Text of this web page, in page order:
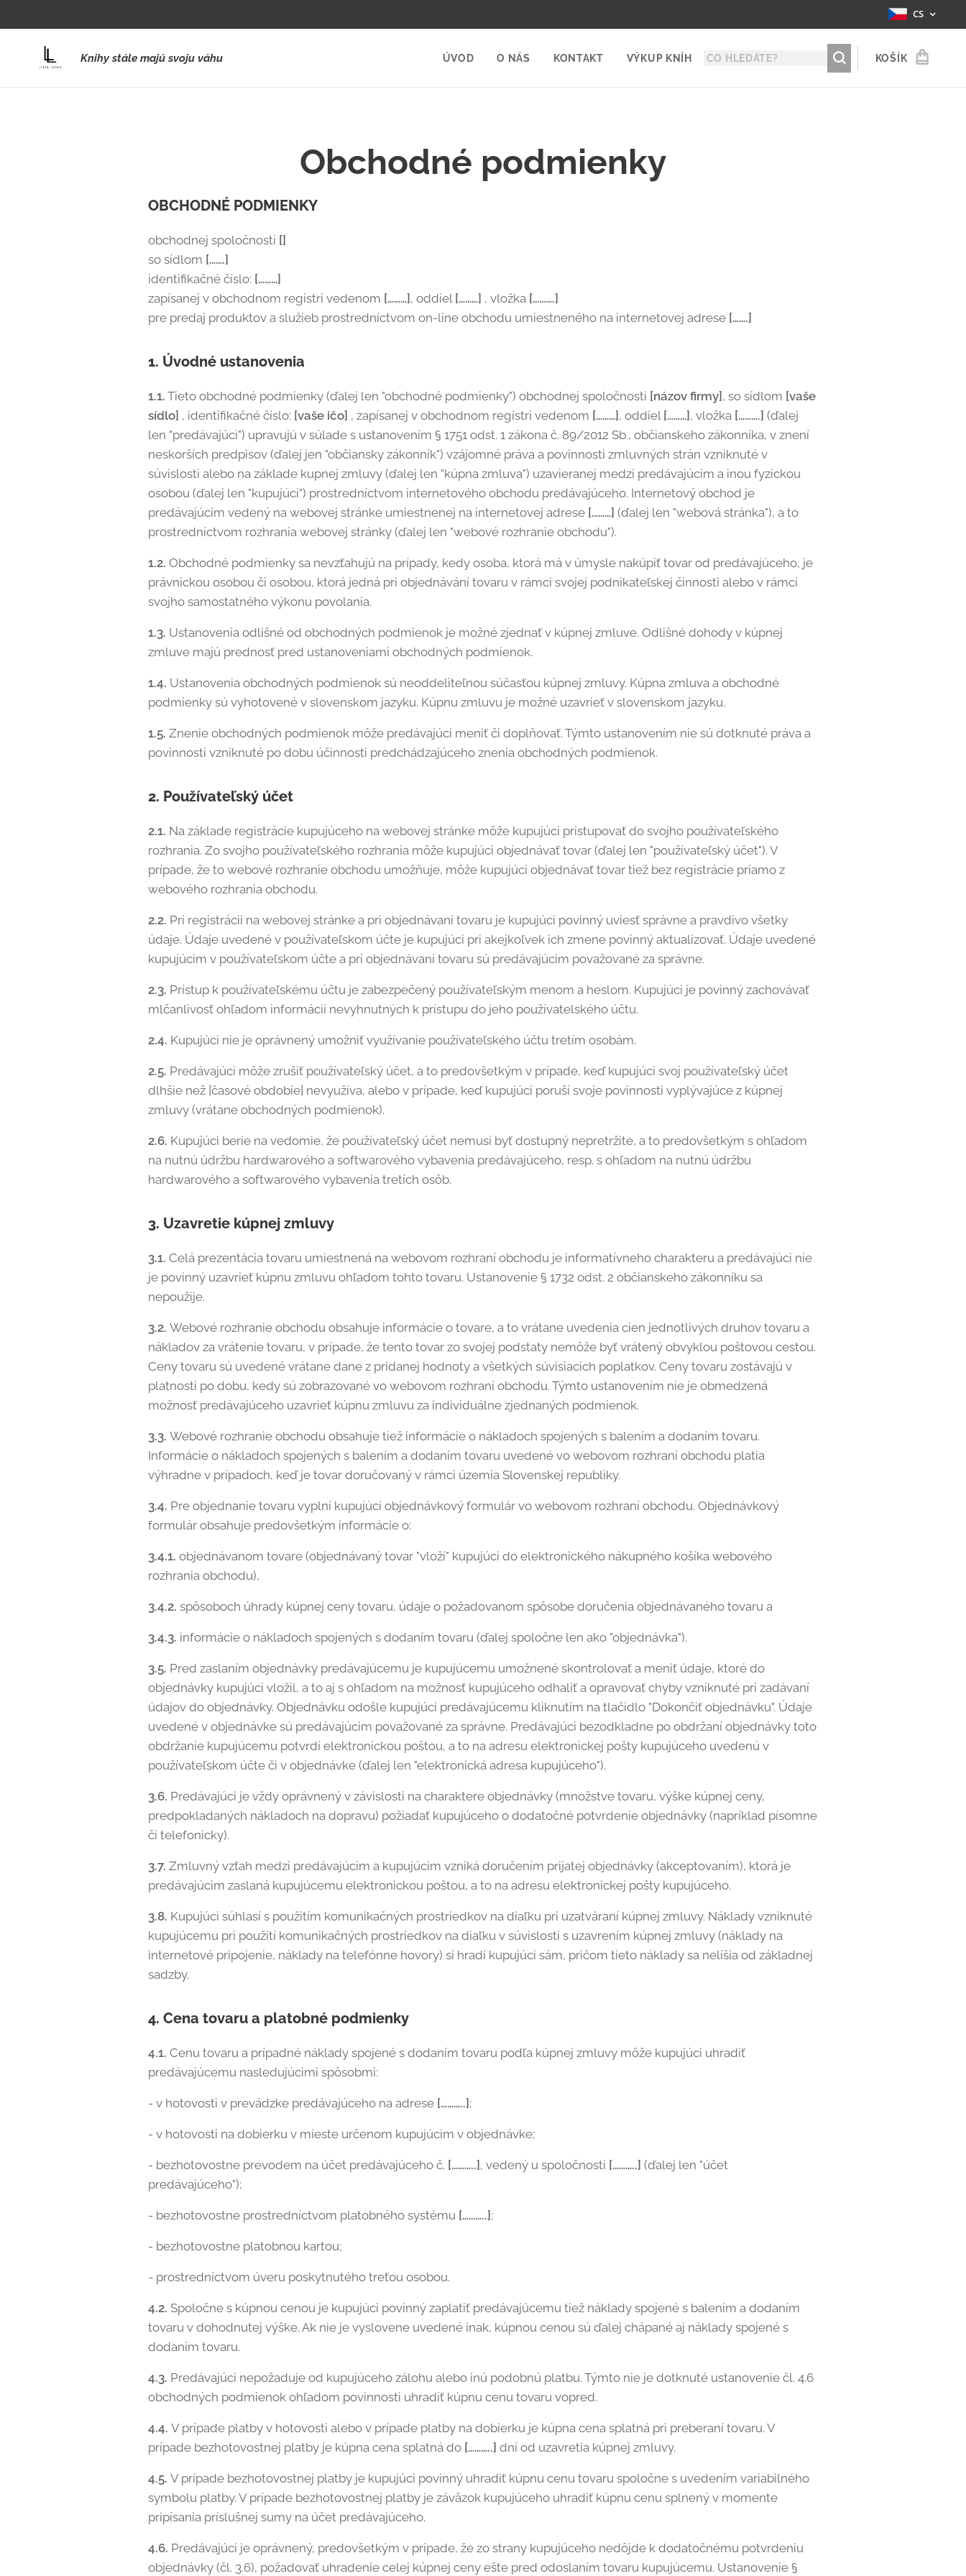
CS
Knihy stále majú svoju váhu ÚVOD O NÁS KONTAKT VÝKUP KNÍH KOŠÍK
Obchodné podmienky
OBCHODNÉ PODMIENKY
obchodnej spoločnosti []
so sídlom […….]
identifikačné číslo: [………]
zapísanej v obchodnom registri vedenom [………] , oddiel [………] , vložka [……….]
pre predaj produktov a služieb prostredníctvom on-line obchodu umiestneného na internetovej adrese […….]
1. Úvodné ustanovenia
1.1. Tieto obchodné podmienky (ďalej len "obchodné podmienky") obchodnej spoločnosti [názov firmy] , so sídlom [vaše
sídlo] , identifikačné číslo: [vaše ičo] , zapísanej v obchodnom registri vedenom [………] , oddiel [………] , vložka [……….] (ďalej
len "predávajúci") upravujú v súlade s ustanovením § 1751 odst. 1 zákona č. 89/2012 Sb., občianskeho zákonníka, v znení
neskorších predpisov (ďalej jen "občiansky zákonník") vzájomné práva a povinnosti zmluvných strán vzniknuté v
súvislosti alebo na základe kupnej zmluvy (ďalej len "kúpna zmluva") uzavieranej medzi predávajúcim a inou fyzickou
osobou (ďalej len "kupujúci") prostredníctvom internetového obchodu predávajúceho. Internetový obchod je
predávajúcim vedený na webovej stránke umiestnenej na internetovej adrese [………] (ďalej len "webová stránka"), a to
prostredníctvom rozhrania webovej stránky (ďalej len "webové rozhranie obchodu").
1.2. Obchodné podmienky sa nevzťahujú na prípady, kedy osoba, ktorá má v úmysle nakúpiť tovar od predávajúceho, je
právnickou osobou či osobou, ktorá jedná pri objednávání tovaru v rámci svojej podnikateľskej činnosti alebo v rámci
svojho samostatného výkonu povolania.
1.3. Ustanovenia odlišné od obchodných podmienok je možné zjednať v kúpnej zmluve. Odlišné dohody v kúpnej
zmluve majú prednosť pred ustanoveniami obchodných podmienok.
1.4. Ustanovenia obchodných podmienok sú neoddeliteľnou súčasťou kúpnej zmluvy. Kúpna zmluva a obchodné
podmienky sú vyhotovené v slovenskom jazyku. Kúpnu zmluvu je možné uzavrieť v slovenskom jazyku.
1.5. Znenie obchodných podmienok môže predávajúci meniť či doplňovať. Týmto ustanovením nie sú dotknuté práva a
povinnosti vzniknuté po dobu účinnosti predchádzajúceho znenia obchodných podmienok.
2. Používateľský účet
2.1. Na základe registrácie kupujúceho na webovej stránke môže kupujúci pristupovať do svojho používateľského
rozhrania. Zo svojho používateľského rozhrania môže kupujúci objednávať tovar (ďalej len "používateľský účet"). V
prípade, že to webové rozhranie obchodu umožňuje, môže kupujúci objednávať tovar tiež bez registrácie priamo z
webového rozhrania obchodu.
2.2. Pri registrácii na webovej stránke a pri objednávaní tovaru je kupujúci povinný uviesť správne a pravdivo všetky
údaje. Údaje uvedené v používateľskom účte je kupujúci pri akejkoľvek ich zmene povinný aktualizovať. Údaje uvedené
kupujúcim v používateľskom účte a pri objednávaní tovaru sú predávajúcim považované za správne.
2.3. Prístup k používateľskému účtu je zabezpečený používateľským menom a heslom. Kupujúci je povinný zachovávať
mlčanlivosť ohľadom informácií nevyhnutných k prístupu do jeho používatelského účtu.
2.4. Kupujúci nie je oprávnený umožniť využívanie používateľského účtu tretím osobám.
2.5. Predávajúci môže zrušiť používateľský účet, a to predovšetkým v prípade, keď kupujúci svoj používateľský účet
dlhšie než [časové obdobie] nevyužíva, alebo v prípade, keď kupujúci poruší svoje povinnosti vyplývajúce z kúpnej
zmluvy (vrátane obchodných podmienok).
2.6. Kupujúci berie na vedomie, že používateľský účet nemusí byť dostupný nepretržite, a to predovšetkým s ohľadom
na nutnú údržbu hardwarového a softwarového vybavenia predávajúceho, resp. s ohľadom na nutnú údržbu
hardwarového a softwarového vybavenia tretích osôb.
3. Uzavretie kúpnej zmluvy
3.1. Celá prezentácia tovaru umiestnená na webovom rozhraní obchodu je informatívneho charakteru a predávajúci nie
je povinný uzavrieť kúpnu zmluvu ohľadom tohto tovaru. Ustanovenie § 1732 odst. 2 občianskeho zákonníku sa
nepoužije.
3.2. Webové rozhranie obchodu obsahuje informácie o tovare, a to vrátane uvedenia cien jednotlivých druhov tovaru a
nákladov za vrátenie tovaru, v prípade, že tento tovar zo svojej podstaty nemôže byť vrátený obvyklou poštovou cestou.
Ceny tovaru sú uvedené vrátane dane z pridanej hodnoty a všetkých súvisiacich poplatkov. Ceny tovaru zostávajú v
platnosti po dobu, kedy sú zobrazované vo webovom rozhraní obchodu. Týmto ustanovením nie je obmedzená
možnosť predávajúceho uzavrieť kúpnu zmluvu za individuálne zjednaných podmienok.
3.3. Webové rozhranie obchodu obsahuje tiež informácie o nákladoch spojených s balením a dodaním tovaru.
Informácie o nákladoch spojených s balením a dodaním tovaru uvedené vo webovom rozhraní obchodu platia
výhradne v prípadoch, keď je tovar doručovaný v rámci územia Slovenskej republiky.
3.4. Pre objednanie tovaru vyplní kupujúci objednávkový formulár vo webovom rozhraní obchodu. Objednávkový
formulár obsahuje predovšetkým informácie o:
3.4.1. objednávanom tovare (objednávaný tovar "vloží" kupujúci do elektronického nákupného košíka webového
rozhrania obchodu),
3.4.2. spôsoboch úhrady kúpnej ceny tovaru, údaje o požadovanom spôsobe doručenia objednávaného tovaru a
3.4.3. informácie o nákladoch spojených s dodaním tovaru (ďalej spoločne len ako "objednávka").
3.5. Pred zaslaním objednávky predávajúcemu je kupujúcemu umožnené skontrolovať a meniť údaje, ktoré do
objednávky kupujúci vložil, a to aj s ohľadom na možnosť kupujúceho odhaliť a opravovať chyby vzniknuté pri zadávaní
údajov do objednávky. Objednávku odošle kupujúci predávajúcemu kliknutím na tlačidlo "Dokončiť objednávku". Údaje
uvedené v objednávke sú predávajúcim považované za správne. Predávajúci bezodkladne po obdržaní objednávky toto
obdržanie kupujúcemu potvrdí elektronickou poštou, a to na adresu elektronickej pošty kupujúceho uvedenú v
používateľskom účte či v objednávke (ďalej len "elektronická adresa kupujúceho").
3.6. Predávajúci je vždy oprávnený v závislosti na charaktere objednávky (množstve tovaru, výške kúpnej ceny,
predpokladaných nákladoch na dopravu) požiadať kupujúceho o dodatočné potvrdenie objednávky (napríklad písomne
či telefonicky).
3.7. Zmluvný vzťah medzi predávajúcim a kupujúcim vzniká doručením prijatej objednávky (akceptovaním), ktorá je
predávajúcim zaslaná kupujúcemu elektronickou poštou, a to na adresu elektronickej pošty kupujúceho.
3.8. Kupujúci súhlasí s použitím komunikačných prostriedkov na diaľku pri uzatváraní kúpnej zmluvy. Náklady vzniknuté
kupujúcemu pri použití komunikačných prostriedkov na diaľku v súvislosti s uzavrením kúpnej zmluvy (náklady na
internetové pripojenie, náklady na telefónne hovory) si hradí kupujúci sám, pričom tieto náklady sa nelíšia od základnej
sadzby.
4. Cena tovaru a platobné podmienky
4.1. Cenu tovaru a prípadné náklady spojené s dodaním tovaru podľa kúpnej zmluvy môže kupujúci uhradiť
predávajúcemu nasledujúcimi spôsobmi:
- v hotovosti v prevádzke predávajúceho na adrese [………..] ;
- v hotovosti na dobierku v mieste určenom kupujúcim v objednávke;
- bezhotovostne prevodem na účet predávajúceho č. [………..] , vedený u spoločnosti [………..] (ďalej len "účet
predávajúceho");
- bezhotovostne prostredníctvom platobného systému [………..] ;
- bezhotovostne platobnou kartou;
- prostredníctvom úveru poskytnutého treťou osobou.
4.2. Spoločne s kúpnou cenou je kupujúci povinný zaplatiť predávajúcemu tiež náklady spojené s balením a dodaním
tovaru v dohodnutej výške. Ak nie je vyslovene uvedené inak, kúpnou cenou sú ďalej chápané aj náklady spojené s
dodaním tovaru.
4.3. Predávajúci nepožaduje od kupujúceho zálohu alebo inú podobnú platbu. Týmto nie je dotknuté ustanovenie čl. 4.6
obchodných podmienok ohľadom povinnosti uhradiť kúpnu cenu tovaru vopred.
4.4. V prípade platby v hotovosti alebo v prípade platby na dobierku je kúpna cena splatná pri preberaní tovaru. V
prípade bezhotovostnej platby je kúpna cena splatná do [………..] dní od uzavretia kúpnej zmluvy.
4.5. V prípade bezhotovostnej platby je kupujúci povinný uhradiť kúpnu cenu tovaru spoločne s uvedením variabilného
symbolu platby. V prípade bezhotovostnej platby je záväzok kupujúceho uhradiť kúpnu cenu splnený v momente
pripísania príslušnej sumy na účet predávajúceho.
4.6. Predávajúci je oprávnený, predovšetkým v prípade, že zo strany kupujúceho nedôjde k dodatočnému potvrdeniu
objednávky (čl. 3.6), požadovať uhradenie celej kúpnej ceny ešte pred odoslaním tovaru kupujúcemu. Ustanovenie §